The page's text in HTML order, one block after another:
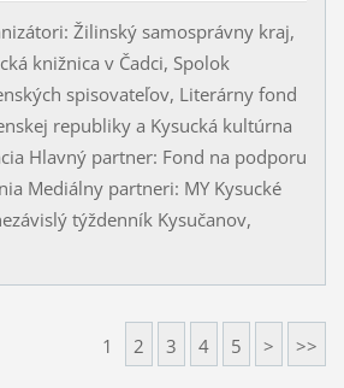
Žilinský samosprávny kraj,
knižnica v Čadci, Spolok
spisovateľov, Literárny fond
republiky a Kysucká kultúrna
Hlavný partner: Fond na podporu
Mediálny partneri: MY Kysucké
týždenník Kysučanov,
1 2 3 4 5 > >>